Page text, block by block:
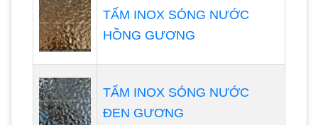
TẤM INOX SÓNG NƯỚC
HỒNG GƯƠNG
TẤM INOX SÓNG NƯỚC
ĐEN GƯƠNG